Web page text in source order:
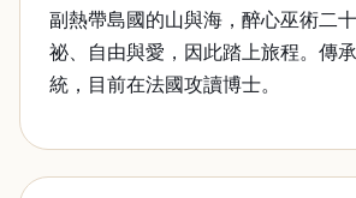
副熱帶島國的山與海，醉心巫術二
祕、自由與愛，因此踏上旅程。傳
統，目前在法國攻讀博士。